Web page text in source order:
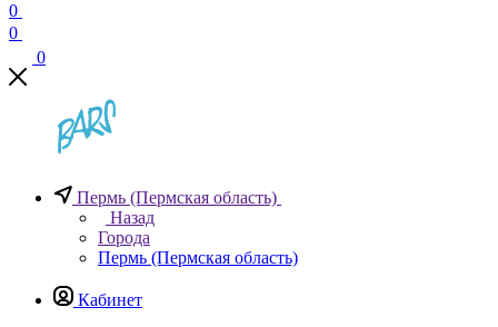
0
0
0
Пермь (Пермская область)
Назад
Города
Пермь (Пермская область)
Кабинет